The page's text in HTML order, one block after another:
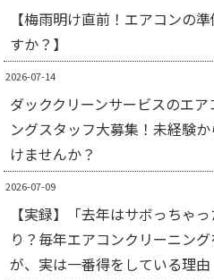
【梅雨明け直前！エアコンの
すか？】
2026-07-14
ダッククリーンサービスのエア
ングスタッフ大募集！未経験
けませんか？
2026-07-09
【実録】「去年はサボっちゃ
り？毎年エアコンクリーニン
が、実は一番得をしている理由